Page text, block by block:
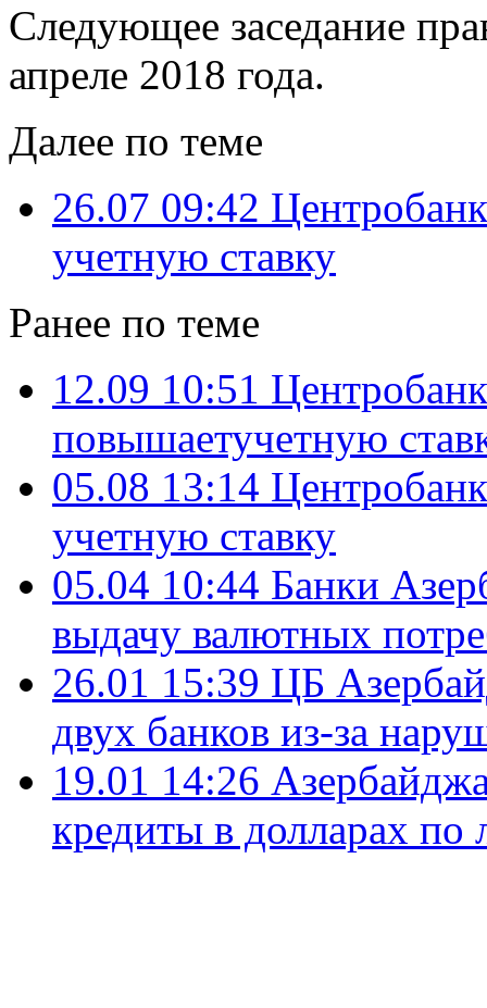
Следующее заседание
апреле 2018 года.
Далее по теме
26.07 09:42
учетную ставку
Ранее по теме
12.09 10:51
повышаетучетную
05.08 13:14
учетную ставку
05.04 10:44 Банки
выдачу валютных
26.01 15:39 ЦБ
двух банков из-за
19.01 14:26
кредиты в долларах по